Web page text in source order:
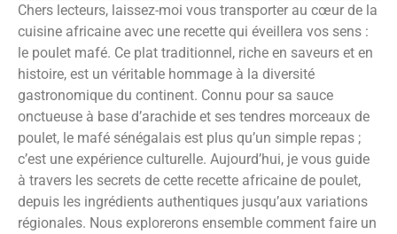
Chers lecteurs, laissez-moi vous transporter au cœur de la
cuisine africaine avec une recette qui éveillera vos sens :
le poulet mafé. Ce plat traditionnel, riche en saveurs et en
histoire, est un véritable hommage à la diversité
gastronomique du continent. Connu pour sa sauce
onctueuse à base d’arachide et ses tendres morceaux de
poulet, le mafé sénégalais est plus qu’un simple repas ;
c’est une expérience culturelle. Aujourd’hui, je vous guide
à travers les secrets de cette recette africaine de poulet,
depuis les ingrédients authentiques jusqu’aux variations
régionales. Nous explorerons ensemble comment faire un